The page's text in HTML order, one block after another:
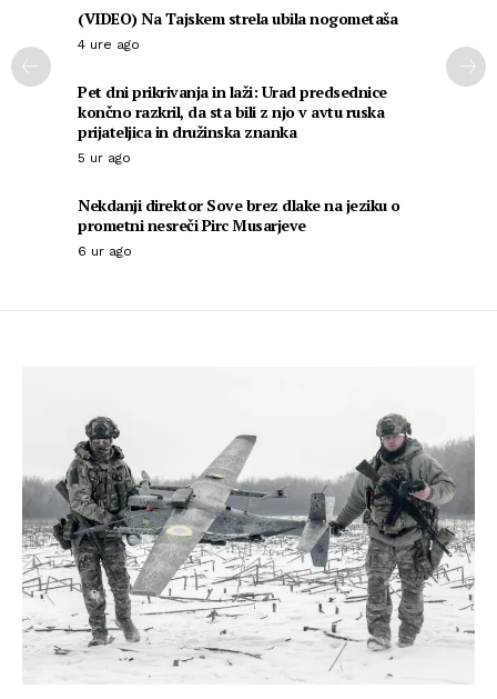
(VIDEO) Na Tajskem strela ubila nogometaša
4 ure ago
Pet dni prikrivanja in laži: Urad predsednice
končno razkril, da sta bili z njo v avtu ruska
prijateljica in družinska znanka
5 ur ago
Nekdanji direktor Sove brez dlake na jeziku o
prometni nesreči Pirc Musarjeve
6 ur ago